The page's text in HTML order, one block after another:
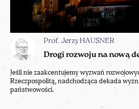
Prof. Jerzy HAUSNER
Drogi rozwoju na nową
Jeśli nie zaakcentujemy wyzwań
Rzeczpospolitą, nadchodząca dekada
państwowości.